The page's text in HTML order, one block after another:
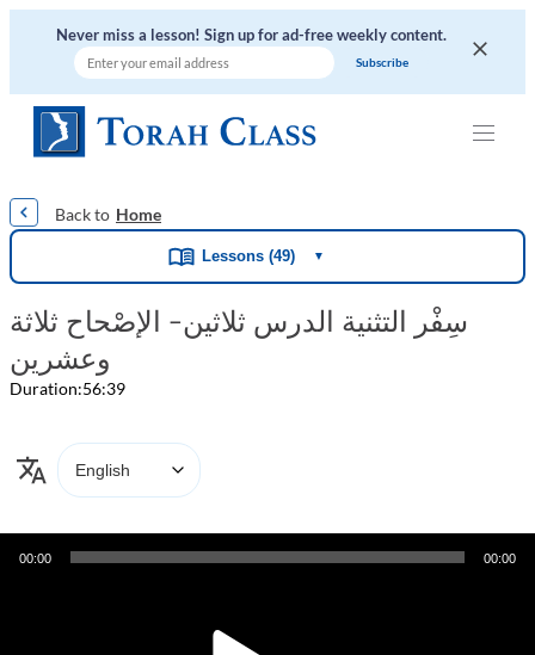
Never miss a lesson! Sign up for ad-free weekly content.
Home
Lessons (49) ▼
سِفْر التثنية الدرس ثلاثين- الإصْحاح ثلاثة
وعشرين
Duration:56:39
00:00 00:00